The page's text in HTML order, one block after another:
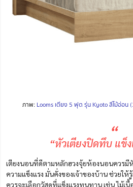
ภาพ: Looms เตียง 5 ฟุต รุ่น Kyoto สีไม้อ่อน
“
“หัวเตียงปิดทึบ แข็
เตียงนอนที่ดีตามหลักฮวงจุ้ยห้องนอนควรมี
ความแข็งแรง มั่นคั่งของเจ้าของบ้านช่วยให้
ควรจะเลือกวัสดุที่แข็งแรงทนทาน เช่น ไม้เ